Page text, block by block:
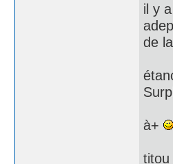
il y
de
à+
titou